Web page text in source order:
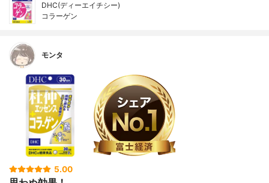
DHC(ディーエイチシー)
コラーゲン
モンタ
5.00